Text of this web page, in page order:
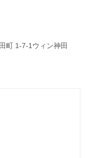
町 1-7-1ウィン神田